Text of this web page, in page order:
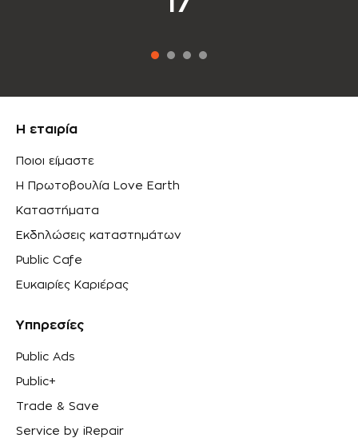
Η εταιρία
Ποιοι είμαστε
Η Πρωτοβουλία Love Earth
Καταστήματα
Εκδηλώσεις καταστημάτων
Public Cafe
Ευκαιρίες Καριέρας
Υπηρεσίες
Public Ads
Public+
Trade & Save
Service by iRepair